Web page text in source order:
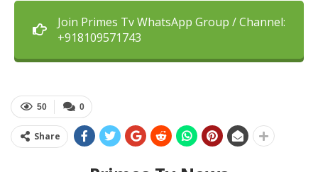
Join Primes Tv WhatsApp Group / Channel:
+918109571743
0
50
Share